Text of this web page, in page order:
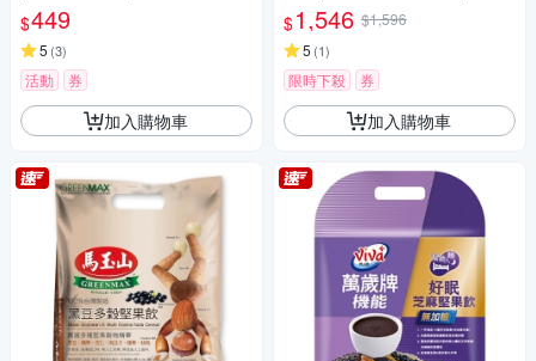
$449
5 (3)
活動 券
加入購物車
$1,546 $1,596
5 (1)
限時下殺 券
加入購物車